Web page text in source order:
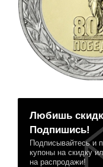
Любишь
Подпишись!
Подписывайтесь и
купоны на скидку
на распродажи!